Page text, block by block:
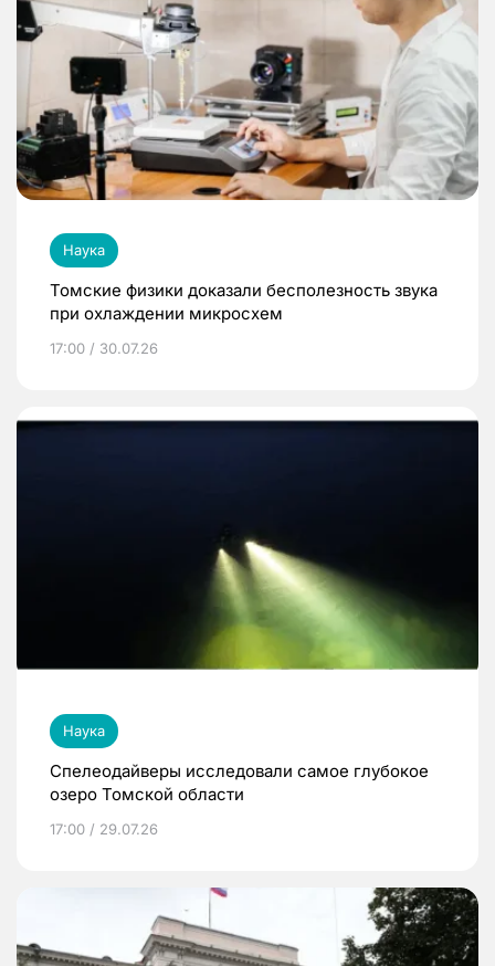
Наука
Томские физики доказали бесполезность звука
при охлаждении микросхем
17:00 / 30.07.26
Наука
Спелеодайверы исследовали самое глубокое
озеро Томской области
17:00 / 29.07.26